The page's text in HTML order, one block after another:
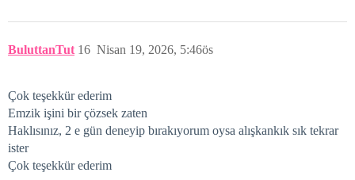
BuluttanTut Nisan 19, 2026, 5:46ös
16
Çok teşekkür ederim
Emzik işini bir çözsek zaten
Haklısınız, 2 e gün deneyip bırakıyorum oysa alışkankık sık tekrar
ister
Çok teşekkür ederim